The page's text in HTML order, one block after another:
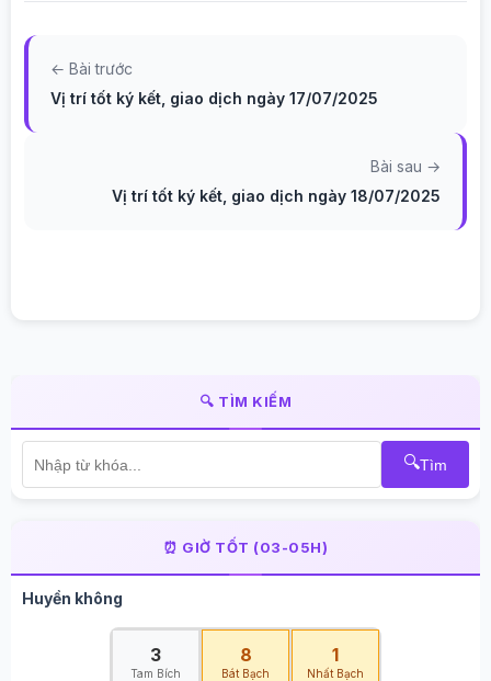
← Bài trước
Vị trí tốt ký kết, giao dịch ngày 17/07/2025
Bài sau →
Vị trí tốt ký kết, giao dịch ngày 18/07/2025
🔍 TÌM KIẾM
🔍Tìm
⏰ GIỜ TỐT (03-05H)
Huyền không
3
Tam Bích
8
Bát Bạch
1
Nhất Bạch